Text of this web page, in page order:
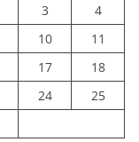
3
4
10
11
17
18
24
25